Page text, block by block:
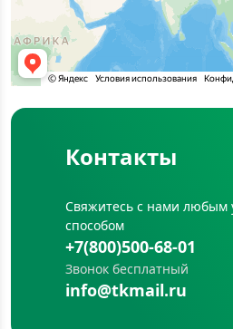
Контакты
Свяжитесь с нами любым
способом
+7(800)500-68-01
Звонок бесплатный
info@tkmail.ru